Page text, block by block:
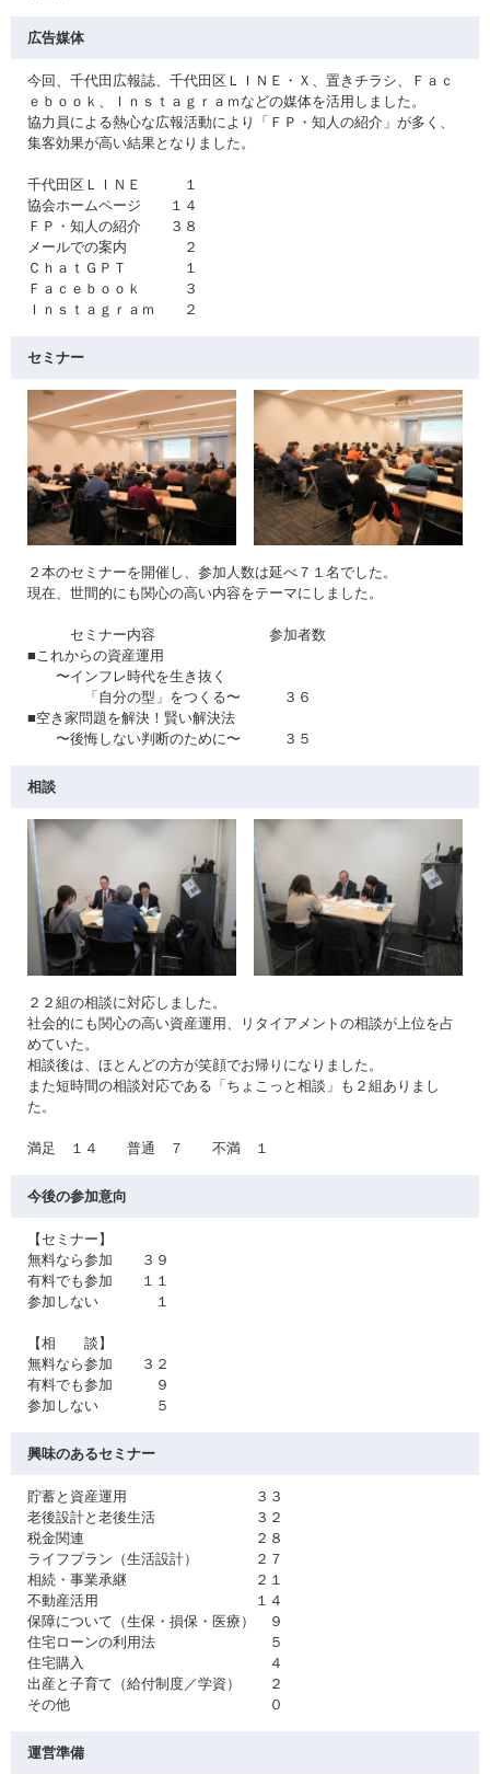
広告媒体
今回、千代田広報誌、千代田区ＬＩＮＥ・Ｘ、置きチラシ、Ｆａｃ
ｅｂｏｏｋ、Ｉｎｓｔａｇｒａｍなどの媒体を活用しました。
協力員による熱心な広報活動により「ＦＰ・知人の紹介」が多く、
集客効果が高い結果となりました。
千代田区ＬＩＮＥ １
協会ホームページ １４
ＦＰ・知人の紹介 ３８
メールでの案内 ２
ＣｈａｔＧＰＴ １
Ｆａｃｅｂｏｏｋ ３
Ｉｎｓｔａｇｒａｍ ２
セミナー
２本のセミナーを開催し、参加人数は延べ７１名でした。
現在、世間的にも関心の高い内容をテーマにしました。
セミナー内容 参加者数
■これからの資産運用
〜インフレ時代を生き抜く
「自分の型」をつくる〜 ３６
■空き家問題を解決！賢い解決法
〜後悔しない判断のために〜 ３５
相談
２２組の相談に対応しました。
社会的にも関心の高い資産運用、リタイアメントの相談が上位を占
めていた。
相談後は、ほとんどの方が笑顔でお帰りになりました。
また短時間の相談対応である「ちょこっと相談」も２組ありまし
た。
満足 １４ 普通 ７ 不満 １
今後の参加意向
【セミナー】
無料なら参加 ３９
有料でも参加 １１
参加しない １
【相 談】
無料なら参加 ３２
有料でも参加 ９
参加しない ５
興味のあるセミナー
貯蓄と資産運用 ３３
老後設計と老後生活 ３２
税金関連 ２８
ライフプラン（生活設計） ２７
相続・事業承継 ２１
不動産活用 １４
保障について（生保・損保・医療） ９
住宅ローンの利用法 ５
住宅購入 ４
出産と子育て（給付制度／学資） ２
その他 ０
運営準備